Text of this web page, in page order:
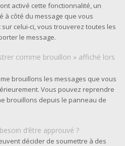
activé cette fonctionnalité, un
à côté du message que vous
celui-ci, vous trouverez toutes les
le message.
comme brouillon » affiché lors
brouillons les messages que vous
Vous pouvez reprendre
brouillons depuis le panneau de
d’être approuvé ?
décider de soumettre à des